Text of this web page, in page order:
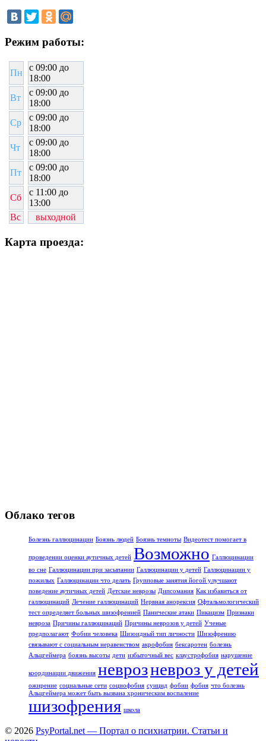
Режим работы:
Пн
c 09:00 до
18:00
Вт
c 09:00 до
18:00
Ср
c 09:00 до
18:00
Чт
c 09:00 до
18:00
Пт
c 09:00 до
18:00
Сб
c 11:00 до
13:00
Вс
выходной
Карта проезда:
Облако тегов
Болезнь галлюцинации Боязнь людей Боязнь темноты Видеотест помогает в
проведении оценки аутичных детей Возможно Галлюцинации
во сне Галлюцинации при засыпании Галлюцинации у детей Галлюцинации у
пожилых Галлюцинации что делать Групповые занятия йогой улучшают
поведение аутичных детей Детские неврозы Дипсомания Как избавиться от
галлюцинаций Лечение галлюцинаций Нервная анорексия Офтальмологический
тест определяет больных шизофренией Панические атаки Пикацизм Признаки
невроза Причины галлюцинаций Причины неврозов у детей Ученые
предполагают Фобии человека Шизоидный тип личности Шизофрению
связывают с социальным неравенством акрофобия бексаротен болезнь
Альцгеймера боязнь высоты дети избыточный вес клаустрофобия нарушение
координации движения неврозневроз у детей
ожирение социальные сети социофобия суицид фобии фобия что болезнь
Альцгеймера может быть вызвана хроническим воспаление
шизофрения школа
© 2026 PsyPortal.net — Портал о психиатрии. Статьи и